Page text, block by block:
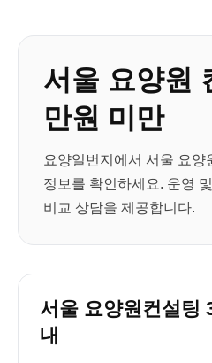
서울 요양원
만원 미만
요양일번지에서 서울 요
정보를 확인하세요. 운영
비교 상담을 제공합니다.
서울 요양원컨설팅
내